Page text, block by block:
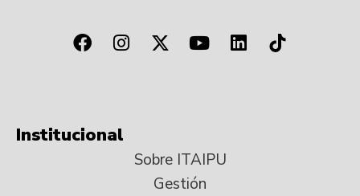
Institucional
Sobre ITAIPU
Gestión